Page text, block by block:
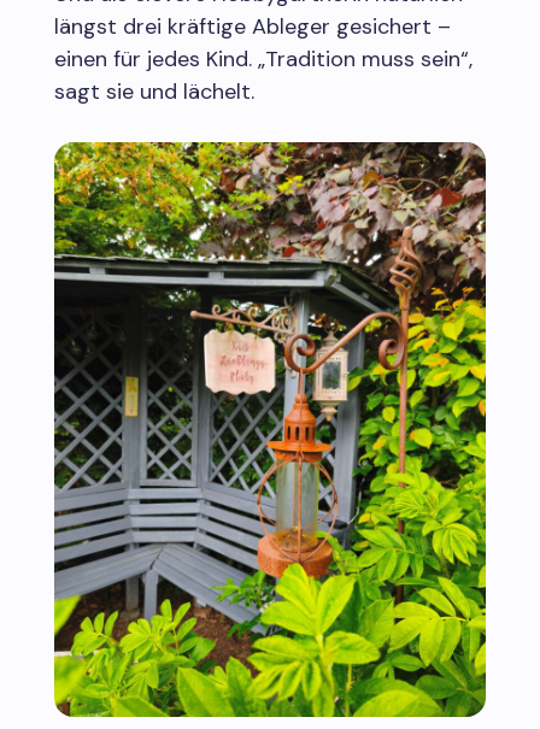
längst drei kräftige Ableger gesichert –
einen für jedes Kind. „Tradition muss sein“,
sagt sie und lächelt.